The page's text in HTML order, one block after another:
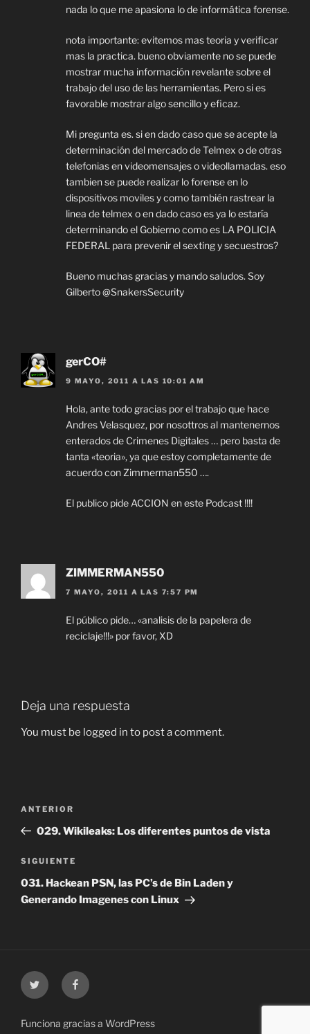
nada lo que me apasiona lo de informática forense.
nota importante: evitemos mas teoria y verificar
mas la practica. bueno obviamente no se puede
mostrar mucha información revelante sobre el
trabajo del uso de las herramientas. Pero si es
favorable mostrar algo sencillo y eficaz.
Mi pregunta es. si en dado caso que se acepte la
determinación del mercado de Telmex o de otras
telefonias en videomensajes o videollamadas. eso
tambien se puede realizar lo forense en lo
dispositivos moviles y como también rastrear la
linea de telmex o en dado caso es ya lo estaría
determinando el Gobierno como es LA POLICIA
FEDERAL para prevenir el sexting y secuestros?
Bueno muchas gracias y mando saludos. Soy
Gilberto @SnakersSecurity
gerCO#
9 MAYO, 2011 A LAS 10:01 AM
Hola, ante todo gracias por el trabajo que hace
Andres Velasquez, por nosottros al mantenernos
enterados de Crimenes Digitales … pero basta de
tanta «teoria», ya que estoy completamente de
acuerdo con Zimmerman550 ….
El publico pide ACCION en este Podcast !!!!
ZIMMERMAN550
7 MAYO, 2011 A LAS 7:57 PM
El público pide… «analisis de la papelera de
reciclaje!!!» por favor, XD
Deja una respuesta
You must be logged in to post a comment.
Navegación
entradas
Entrada
anterior:
ANTERIOR
029. Wikileaks: Los diferentes puntos de vista
Siguiente
entrada
SIGUIENTE
031. Hackean PSN, las PC’s de Bin Laden y
Generando Imagenes con Linux
Twitter Facebook
Funciona gracias a WordPress